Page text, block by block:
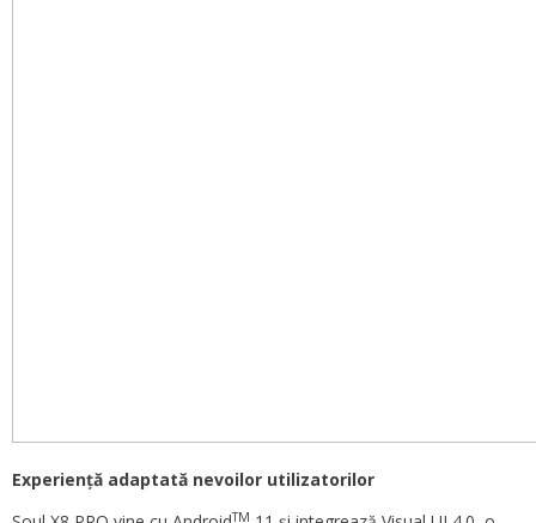
Experiență adaptată nevoilor utilizatorilor
TM